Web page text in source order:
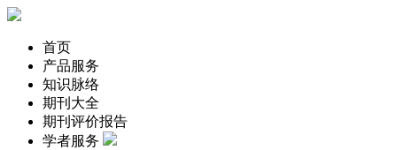
首页
产品服务
知识脉络
期刊大全
期刊评价报告
学者服务